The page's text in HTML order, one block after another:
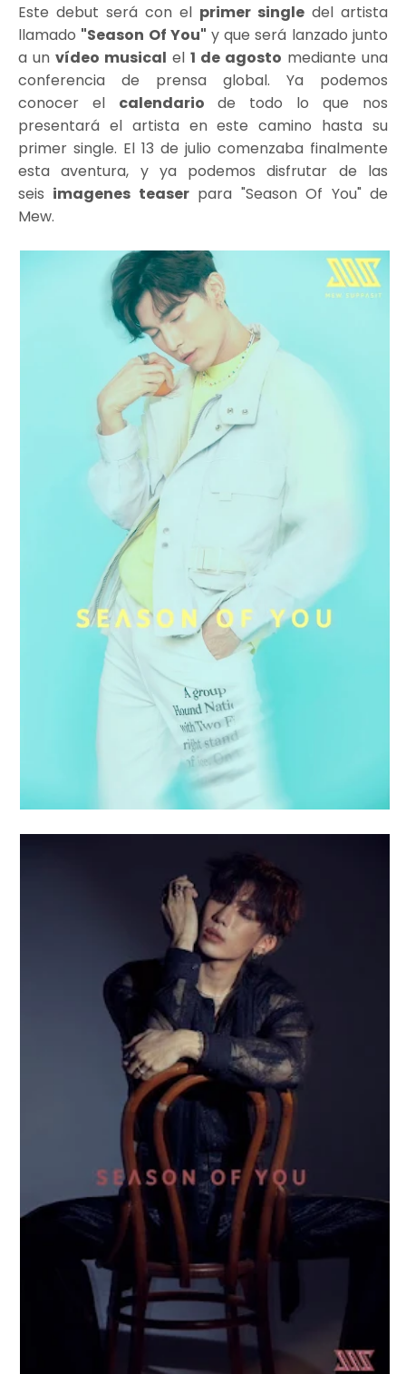
Este debut será con el primer single del artista
llamado "Season Of You" y que será lanzado junto
a un vídeo musical el 1 de agosto mediante una
conferencia de prensa global. Ya podemos
conocer el calendario de todo lo que nos
presentará el artista en este camino hasta su
primer single. El 13 de julio comenzaba finalmente
esta aventura, y ya podemos disfrutar de las
seis imagenes teaserpara "Season Of You" de
Mew.